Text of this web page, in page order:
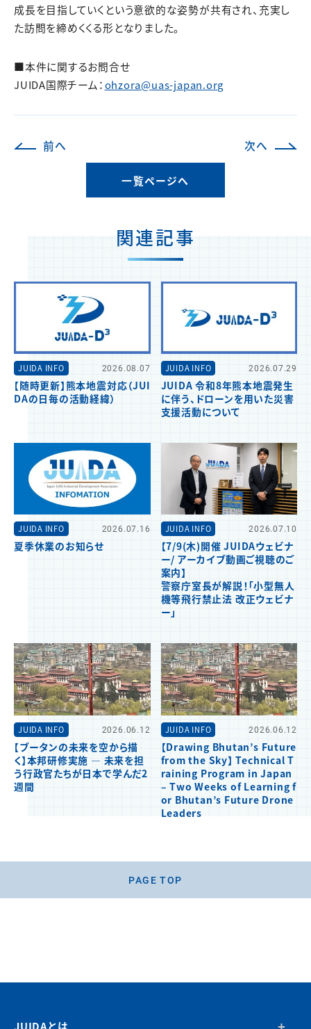
成長を目指していくという意欲的な姿勢が共有され、充実し
た訪問を締めくくる形となりました。
■本件に関するお問合せ
JUIDA国際チーム：ohzora@uas-japan.org
前へ 次へ
一覧ページへ
関連記事
JUIDA INFO 2026.08.07
【随時更新】熊本地震対応（JUI
DAの日毎の活動経緯）
JUIDA INFO 2026.07.29
JUIDA 令和8年熊本地震発生
に伴う、ドローンを用いた災害
支援活動について
JUIDA INFO 2026.07.16
夏季休業のお知らせ
JUIDA INFO 2026.07.10
【7/9(木)開催 JUIDAウェビナ
ー/ アーカイブ動画ご視聴のご
案内】
警察庁室長が解説！「小型無人
機等飛行禁止法 改正ウェビナ
ー」
JUIDA INFO 2026.06.12
【ブータンの未来を空から描
く】本邦研修実施 ― 未来を担
う行政官たちが日本で学んだ2
週間
JUIDA INFO 2026.06.12
【Drawing Bhutan’s Future
from the Sky】 Technical T
raining Program in Japan
– Two Weeks of Learning f
or Bhutan’s Future Drone
Leaders
PAGE TOP
JUIDAとは